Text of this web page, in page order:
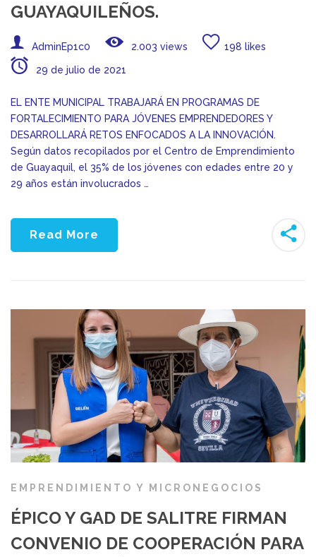
GUAYAQUILEÑOS.
AdminEp1c0 2.003 views 198 likes
29 de julio de 2021
EL ENTE MUNICIPAL TRABAJARÁ EN PROGRAMAS DE
FORTALECIMIENTO PARA JÓVENES EMPRENDEDORES Y
DESARROLLARÁ RETOS ENFOCADOS A LA INNOVACIÓN.
Según datos recopilados por el Centro de Emprendimiento
de Guayaquil, el 35% de los jóvenes con edades entre 20 y
29 años están involucrados …
Read More
EMPRENDIMIENTO Y MICRONEGOCIOS
ÉPICO Y GAD DE SALITRE FIRMAN
CONVENIO DE COOPERACIÓN PARA